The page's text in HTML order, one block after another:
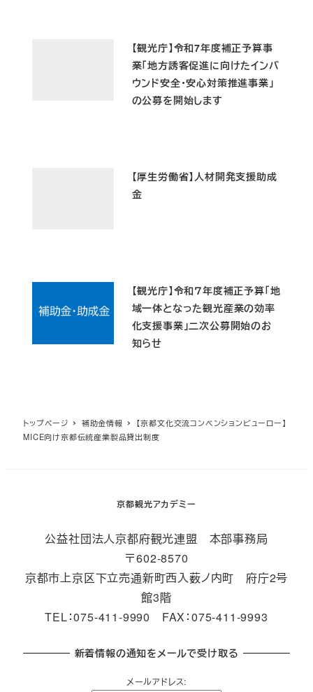
【観光庁】令和7年度補正予算事
業「地方誘客促進に向けたインバ
ウンド安全・安心対策推進事業」
の公募を開始します
【厚生労働省】人材開発支援助成
金
【観光庁】令和７年度補正予算「地
域一体となった観光産業の効率
化支援事業」二次公募開始のお
知らせ
トップページ 補助金情報
【京都文化交流コンベンションビューロー】
MICE向け京都伝統産業製品貸出制度
京都観光アカデミー
公益社団法人京都府観光連盟 本部事務局
〒602-8570
京都市上京区下立売通新町西入薮ノ内町 府庁2号
館3階
TEL：075-411-9990 FAX：075-411-9993
新着情報の通知をメールで受け取る
メールアドレス: